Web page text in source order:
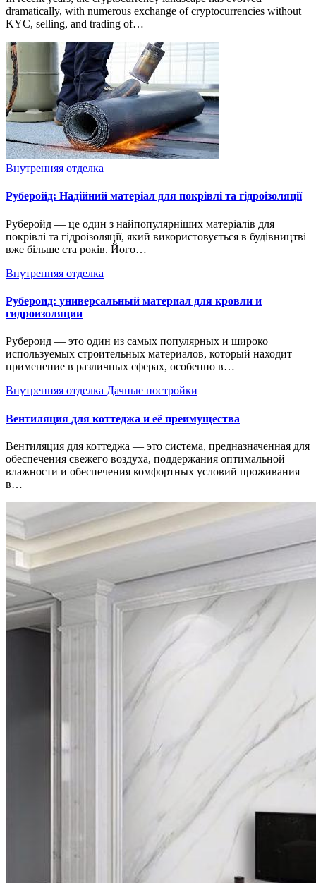
dramatically, with numerous exchange of cryptocurrencies without
KYC, selling, and trading of…
Внутренняя отделка
Руберойд: Надійний матеріал для покрівлі та гідроізоляції
Руберойд — це один з найпопулярніших матеріалів для
покрівлі та гідроізоляції, який використовується в будівництві
вже більше ста років. Його…
Внутренняя отделка
Рубероид: универсальный материал для кровли и
гидроизоляции
Рубероид — это один из самых популярных и широко
используемых строительных материалов, который находит
применение в различных сферах, особенно в…
Внутренняя отделка Дачные постройки
Вентиляция для коттеджа и её преимущества
Вентиляция для коттеджа — это система, предназначенная для
обеспечения свежего воздуха, поддержания оптимальной
влажности и обеспечения комфортных условий проживания
в…